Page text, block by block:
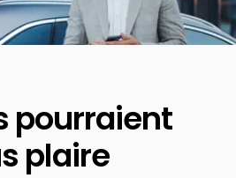
pourraient
plaire